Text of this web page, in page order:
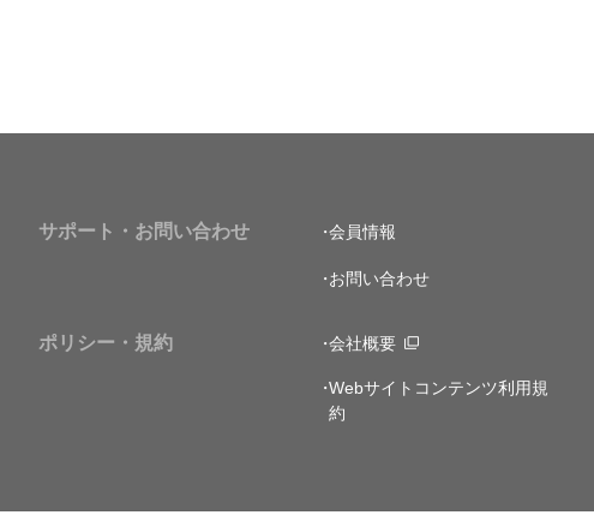
サポート・お問い合わせ 会員情報
お問い合わせ
ポリシー・規約 会社概要
Webサイトコンテンツ利用規
約